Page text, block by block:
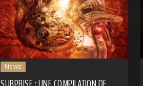
News